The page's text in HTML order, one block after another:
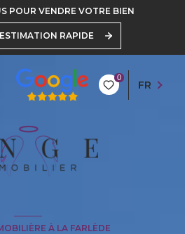
POUR VENDRE VOTRE BIEN
RAPIDE
0
FR
À LA FARLÈDE